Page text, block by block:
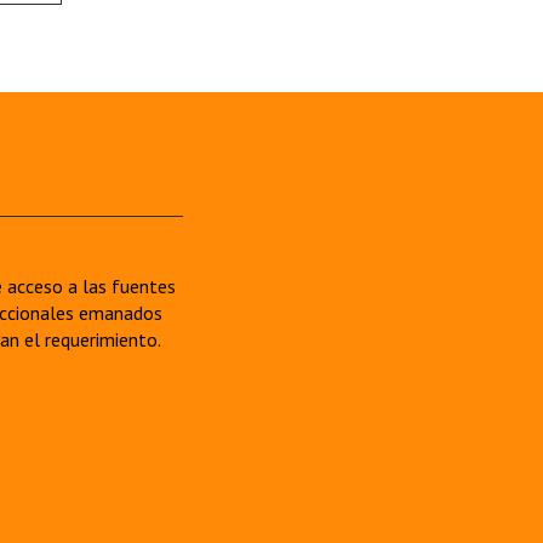
acceso a las fuentes
emanados
el requerimiento.